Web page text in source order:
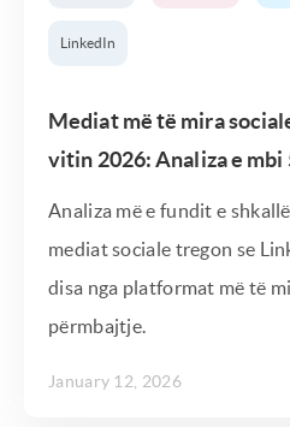
LinkedIn
Mediat më të mira
vitin 2026: Analiza e
Analiza më e fundit e
mediat sociale tregon se
disa nga platformat më të
përmbajtje.
January 12, 2026